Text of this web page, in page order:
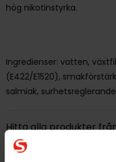
hög nikotinstyrka.
Ingredienser: vatten,
(E422/E1520),
salmiak,
Hitta alla produkter
Alla produkter med